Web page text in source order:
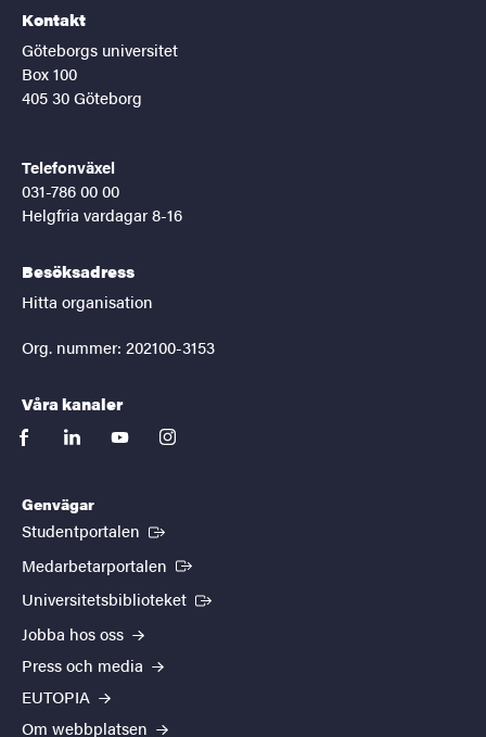
Kontakt
Göteborgs universitet
Box 100
405 30 Göteborg
Telefonväxel
031-786 00 00
Helgfria vardagar 8-16
Besöksadress
Hitta organisation
Org. nummer: 202100-3153
Våra kanaler
facebooklinkedinyoutubeinstagram
Genvägar
Studentportalen (Extern länk)
Medarbetarportalen (Extern länk)
Universitetsbiblioteket (Extern länk)
Jobba hos oss
Press och media
EUTOPIA
Om webbplatsen